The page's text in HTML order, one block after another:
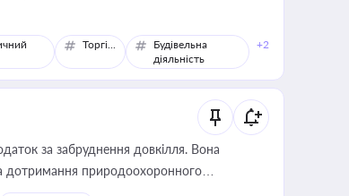
Торгівля
Будівельна
діяльність
+2
за забруднення довкілля. Вона
дотримання природоохоронного